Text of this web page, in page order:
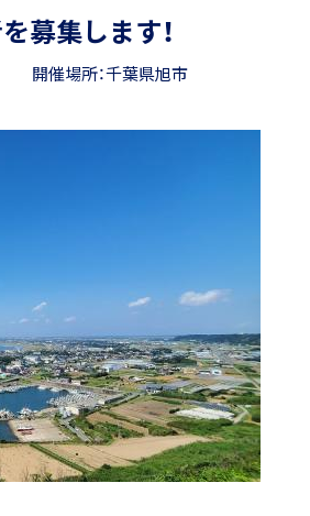
募集します！
） 開催場所：千葉県旭市